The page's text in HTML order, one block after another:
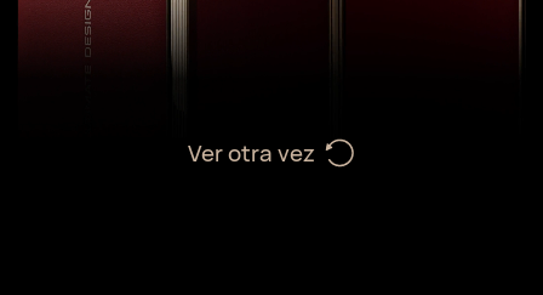
Ver otra vez